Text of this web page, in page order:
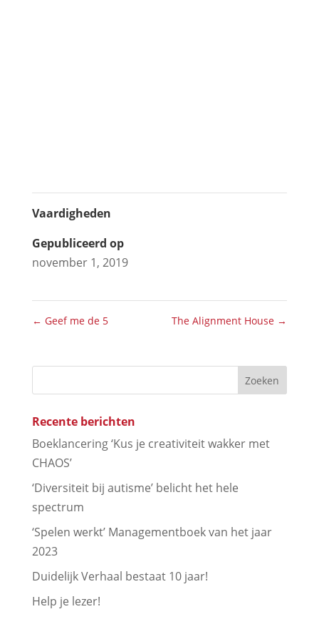
Vaardigheden
Gepubliceerd op
november 1, 2019
← Geef me de 5 The Alignment House →
Recente berichten
Boeklancering ‘Kus je creativiteit wakker met
CHAOS’
‘Diversiteit bij autisme’ belicht het hele
spectrum
‘Spelen werkt’ Managementboek van het jaar
2023
Duidelijk Verhaal bestaat 10 jaar!
Help je lezer!